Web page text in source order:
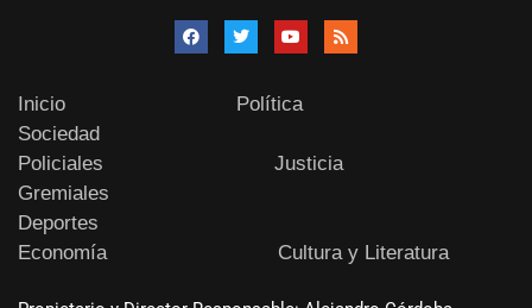
Inicio
Política
Sociedad
Policiales
Justicia
Gremiales
Deportes
Economía
Cultura y Literatura